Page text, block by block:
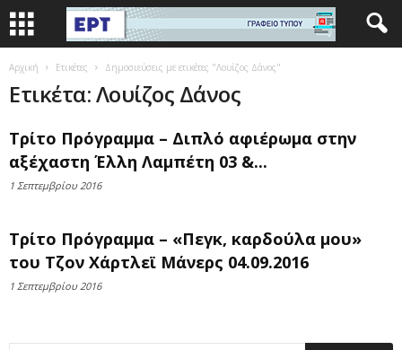
Αρχική Ετικέτες Δημοσιεύσεις με ετικέτες "Λουίζος Δάνος"
Ετικέτα: Λουίζος Δάνος
Τρίτο Πρόγραμμα – Διπλό αφιέρωμα στην
αξέχαστη Έλλη Λαμπέτη 03 &...
1 Σεπτεμβρίου 2016
Τρίτο Πρόγραμμα – «Πεγκ, καρδούλα μου»
του Τζον Χάρτλεϊ Μάνερς 04.09.2016
1 Σεπτεμβρίου 2016